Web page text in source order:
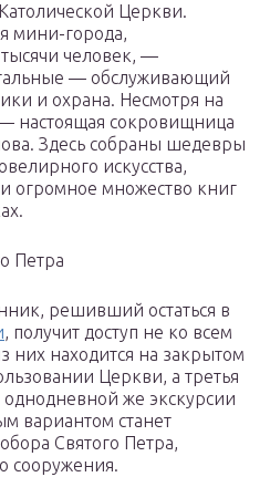
Церкви.
мини-города,
человек, —
— обслуживающий
и охрана. Несмотря на
настоящая сокровищница
Здесь собраны шедевры
искусства,
огромное множество книг
Петра
решивший остаться в
, получит доступ не ко всем
них находится на закрытом
Церкви, а третья
же экскурсии
вариантом станет
Святого Петра,
сооружения.